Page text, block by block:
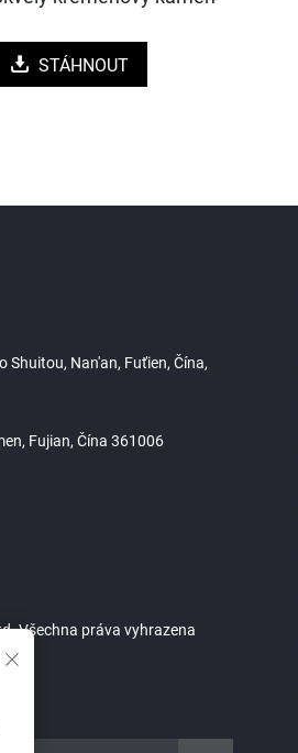
STÁHNOUT
Nan'an, Fuťien, Čína,
Fujian, Čína 361006
Všechna práva vyhrazena